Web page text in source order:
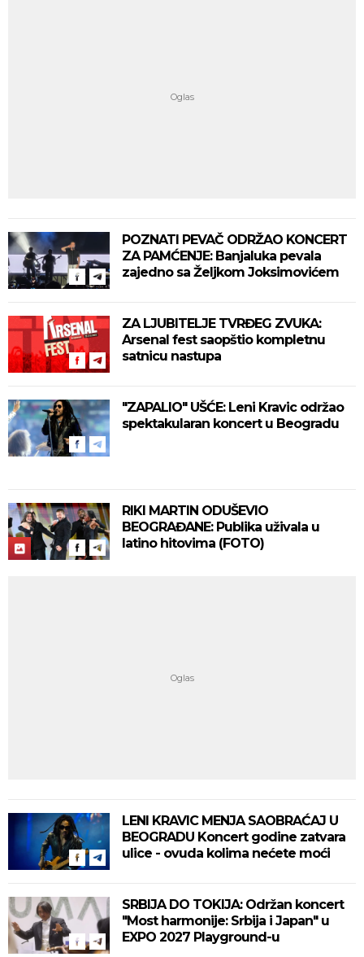
POZNATI PEVAČ ODRŽAO KONCERT
ZA PAMĆENJE: Banjaluka pevala
zajedno sa Željkom Joksimovićem
ZA LJUBITELJE TVRĐEG ZVUKA:
Arsenal fest saopštio kompletnu
satnicu nastupa
"ZAPALIO" UŠĆE: Leni Kravic održao
spektakularan koncert u Beogradu
RIKI MARTIN ODUŠEVIO
BEOGRAĐANE: Publika uživala u
latino hitovima (FOTO)
LENI KRAVIC MENJA SAOBRAĆAJ U
BEOGRADU Koncert godine zatvara
ulice - ovuda kolima nećete moći
SRBIJA DO TOKIJA: Održan koncert
"Most harmonije: Srbija i Japan" u
EXPO 2027 Playground-u